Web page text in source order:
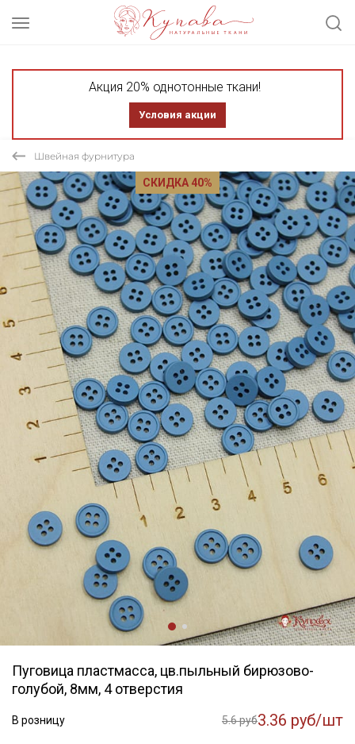
Акция 20% однотонные ткани!
Условия акции
Швейная фурнитура
СКИДКА 40%
Пуговица пластмасса, цв.пыльный бирюзово-
голубой, 8мм, 4 отверстия
В розницу 5.6 руб3.36 руб/шт